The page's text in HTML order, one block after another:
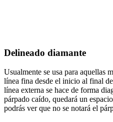
Delineado diamante
Usualmente se usa para aquellas
línea fina desde el inicio al final
línea externa se hace de forma
párpado caído, quedará un
podrás ver que no se notará el